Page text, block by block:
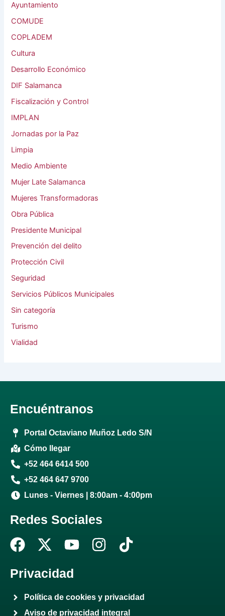
Ayuntamiento
COMUDE
COPLADEM
Cultura
Desarrollo Económico
DIF Salamanca
Fiscalización y Control
IMPLAN
Jornadas por la Paz
Limpia
Medio Ambiente
Mujer Late Salamanca
Mujeres Transformadoras
Obra Pública
Presidente Municipal
Prevención del delito
Protección Civil
Seguridad
Servicios Públicos Municipales
Sin categoría
Turismo
Vialidad
Encuéntranos
Portal Octaviano Muñoz Ledo S/N
Cómo llegar
+52 464 6414 500
+52 464 647 9700
Lunes - Viernes | 8:00am - 4:00pm
Redes Sociales
F
c
e
b
X
t
i
Y
u
u
I
a
T
t
o
Privacidad
Política de cookies y privacidad
Aviso de privacidad integral